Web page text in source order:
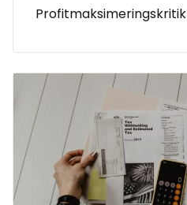
Profitmaksimeringskritik